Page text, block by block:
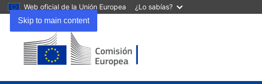
Skip to main content
Web oficial de la Unión Europea ¿Lo sabías?